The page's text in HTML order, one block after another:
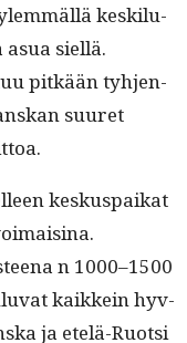
keskilu­
siellä.
pitkään tyh­jen­
suuret
kesku­s­paikat
n 1000–1500
kaikkein hyv­
ja etelä-Ruot­si